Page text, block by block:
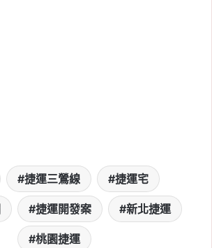
捷運三鶯線 捷運宅
捷運開發案 新北捷運
桃園捷運